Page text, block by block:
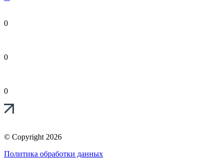
0
0
0
© Copyright 2026
Политика обработки данных